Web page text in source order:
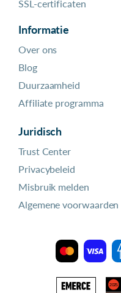
SSL-certificaten
Informatie
Over ons
Blog
Duurzaamheid
Affiliate programma
Juridisch
Trust Center
Privacybeleid
Misbruik melden
Algemene voorwaarden